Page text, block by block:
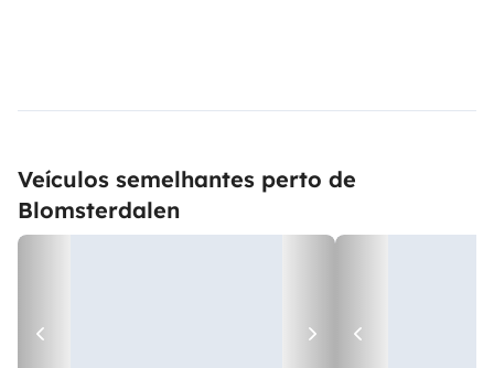
Veículos semelhantes perto de
Blomsterdalen